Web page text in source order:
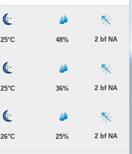
25°C 48% 2 bf ΝΑ
25°C 36% 2 bf ΝΑ
26°C 25% 2 bf ΝΑ